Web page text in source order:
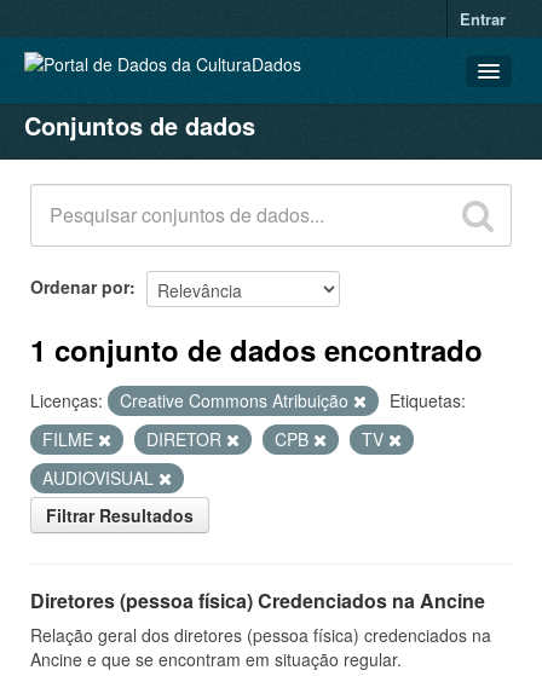
Entrar
CONJUNTOS DE DADOS
ORGANIZAÇÕES
GRUPOS
SOBRE
Conjuntos de dados
Ordenar por
1 conjunto de dados encontrado
Licenças: Creative Commons Atribuição
Etiquetas:
FILME
DIRETOR CPB
TV
AUDIOVISUAL
Filtrar Resultados
Diretores (pessoa física) Credenciados na Ancine
Relação geral dos diretores (pessoa física) credenciados na
Ancine e que se encontram em situação regular.